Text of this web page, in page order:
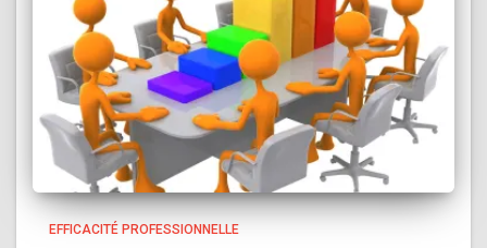
EFFICACITÉ PROFESSIONNELLE